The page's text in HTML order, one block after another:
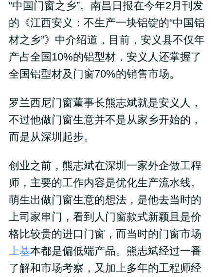
“中国门窗之乡”。南昌日报在今年2月刊发
的《江西安义：不生产一块铝锭的“中国铝
材之乡”》中介绍道，目前，安义县不仅年
产占全国10%的铝型材，安义人还掌握了
全国铝型材及门窗70%的销售市场。
罗兰西尼门窗董事长熊志斌就是安义人，
不过他做门窗生意并不是从家乡开始的，
而是从深圳起步。
创业之前，熊志斌在深圳一家外企做工程
师，主要的工作内容是优化生产流水线。
萌生出做门窗生意的想法，是他去当时的
上司家串门，看到人门窗款式新颖且是价
格比较贵的进口门窗，而当时的门窗市场
上基本都是偏低端产品。熊志斌经过一番
了解和市场考察，又加上多年的工程师经